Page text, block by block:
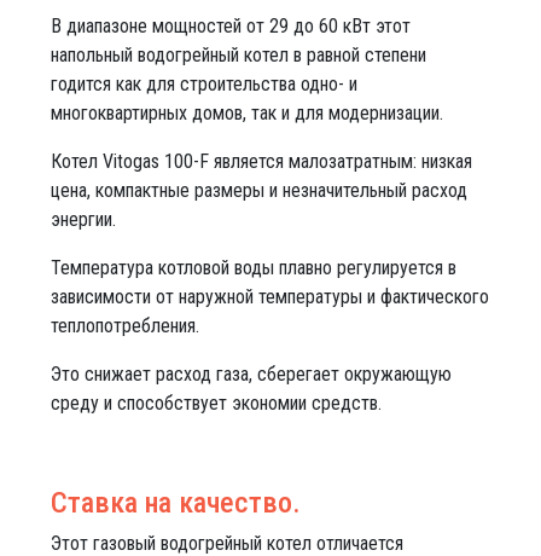
В диапазоне мощностей от 29 до 60 кВт этот
напольный водогрейный котел в равной степени
годится как для строительства одно- и
многоквартирных домов, так и для модернизации.
Котел Vitogas 100-F является малозатратным: низкая
цена, компактные размеры и незначительный расход
энергии.
Температура котловой воды плавно регулируется в
зависимости от наружной температуры и фактического
теплопотребления.
Это снижает расход газа, сберегает окружающую
среду и способствует экономии средств.
Ставка на качество.
Этот газовый водогрейный котел отличается